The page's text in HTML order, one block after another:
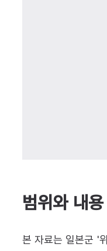
범위와 내용
본 자료는 일본군 '